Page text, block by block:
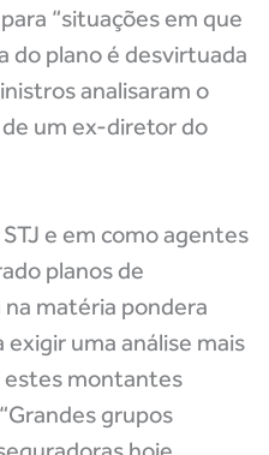
“situações em que
do plano é desvirtuada
analisaram o
um ex-diretor do
e em como agentes
planos de
matéria pondera
uma análise mais
estes montantes
grupos